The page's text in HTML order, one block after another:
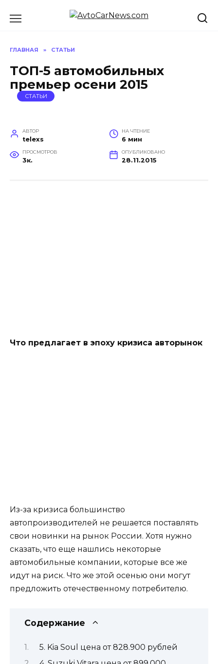
ГЛАВНАЯ » СТАТЬИ
ТОП-5 автомобильных
премьер осени 2015
СТАТЬИ
АВТОР
telexs
НА ЧТЕНИЕ
6 мин
ПРОСМОТРОВ
3к.
ОПУБЛИКОВАНО
28.11.2015
Что предлагает в эпоху кризиса авторынок
Из-за кризиса большинство
автопроизводителей не решается поставлять
свои новинки на рынок России. Хотя нужно
сказать, что еще нашлись некоторые
автомобильные компании, которые все же
идут на риск. Что же этой осенью они могут
предложить отечественному потребителю.
Содержание
5. Kia Soul цена от 828.900 рублей